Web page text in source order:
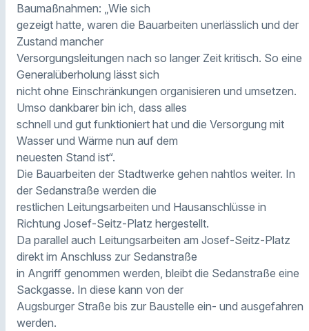
Baumaßnahmen: „Wie sich
gezeigt hatte, waren die Bauarbeiten unerlässlich und der
Zustand mancher
Versorgungsleitungen nach so langer Zeit kritisch. So eine
Generalüberholung lässt sich
nicht ohne Einschränkungen organisieren und umsetzen.
Umso dankbarer bin ich, dass alles
schnell und gut funktioniert hat und die Versorgung mit
Wasser und Wärme nun auf dem
neuesten Stand ist“.
Die Bauarbeiten der Stadtwerke gehen nahtlos weiter. In
der Sedanstraße werden die
restlichen Leitungsarbeiten und Hausanschlüsse in
Richtung Josef-Seitz-Platz hergestellt.
Da parallel auch Leitungsarbeiten am Josef-Seitz-Platz
direkt im Anschluss zur Sedanstraße
in Angriff genommen werden, bleibt die Sedanstraße eine
Sackgasse. In diese kann von der
Augsburger Straße bis zur Baustelle ein- und ausgefahren
werden.